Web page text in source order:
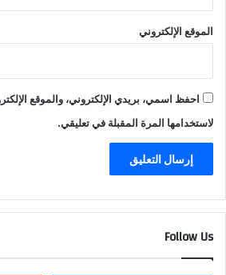
الموقع الإلكتروني
احفظ اسمي، بريدي الإلكتروني، والموقع
لاستخدامها المرة المقبلة في تعليقي.
Follow Us